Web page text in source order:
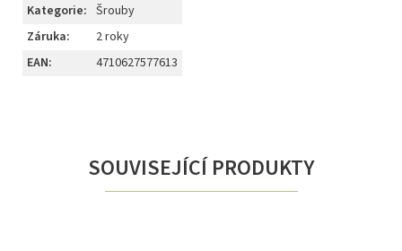
SOUVISEJÍCÍ PRODUKTY
Kategorie: Šrouby
Záruka:
2 roky
EAN: 4710627577613